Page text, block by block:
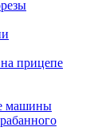
прицепе
машины